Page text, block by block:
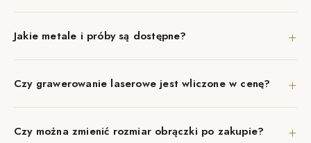
Jakie metale i próby są dostępne? +
Czy grawerowanie laserowe jest wliczone w cenę? +
Czy można zmienić rozmiar obrączki po zakupie? +